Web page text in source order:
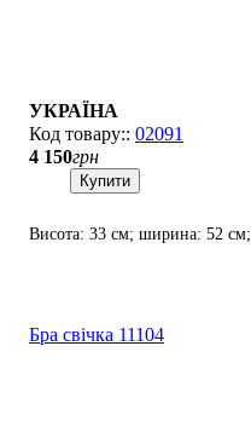
УКРАЇНА
02091
4 150грн
Купити
Висота: 33 см; ширина: 52 см;
Бра свічка 11104